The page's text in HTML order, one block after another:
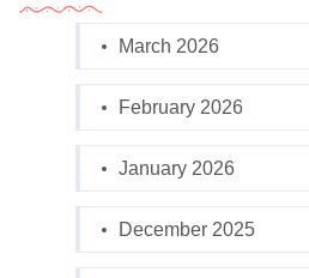
March 2026
February 2026
January 2026
December 2025